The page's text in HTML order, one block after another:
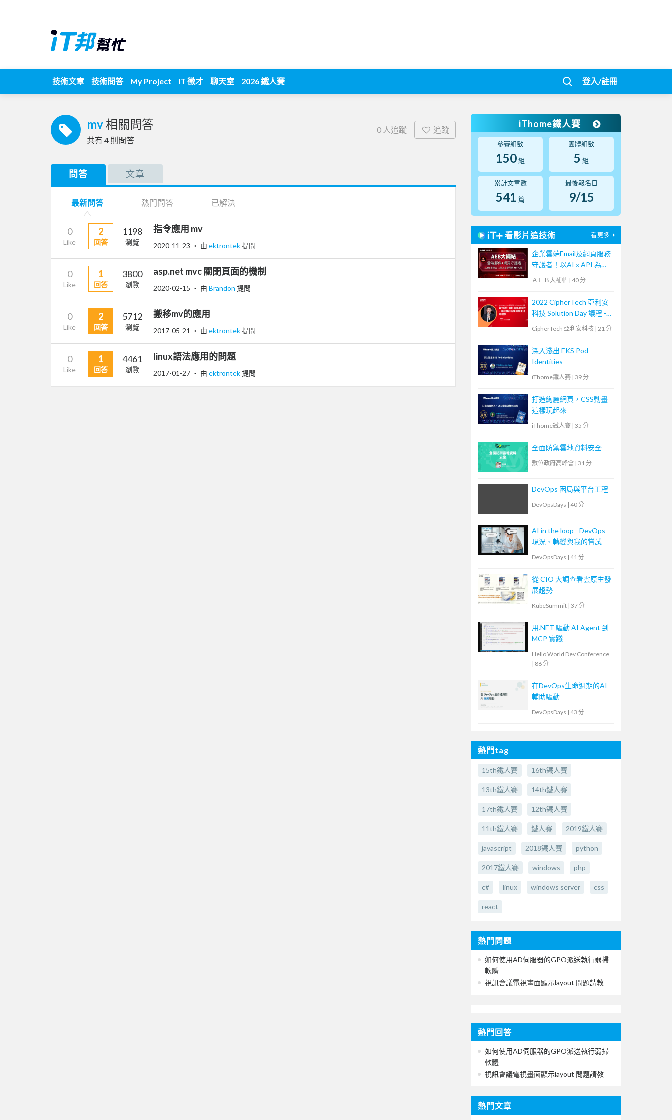
技術文章 技術問答 My Project iT 徵才 聊天室 2026 鐵人賽 登入/註冊
mv 相關問答
共有 4 則問答
0 人追蹤 追蹤
問答 文章
最新問答 熱門問答 已解決
0
Like
2
回答
1198
瀏覽
指令應用 mv
2020-11-23 ‧ 由 ektrontek提問
0
Like
1
回答
3800
瀏覽
asp.net mvc 關閉頁面的機制
2020-02-15 ‧ 由 Brandon 提問
0
Like
2
回答
5712
瀏覽
搬移mv的應用
2017-05-21 ‧ 由 ektrontek提問
0
Like
1
回答
4461
瀏覽
linux語法應用的問題
2017-01-27 ‧ 由 ektrontek提問
iThome鐵人賽
參賽組數
150組
團體組數
5 組
累計文章數
541 篇
最後報名日
9/15
看影片追技術 看更多
企業雲端Email及網頁服務
守護者！以AI x API 為基
礎阻絕APT攻擊【宏碁資
ＡＥＢ大補帖 | 40 分
2022 CipherTech 亞利安
科技 Solution Day 議程 -
如何做好資料庫存取安
追蹤稽核
CipherTech 亞利安科技 | 21 分
深入淺出 EKS Pod
Identities
iThome鐵人賽 | 39 分
打造絢麗網頁，CSS動畫
這樣玩起來
iThome鐵人賽 | 35 分
全面防禦雲地資料安全
數位政府高峰會 | 31 分
DevOps 困局與平台工程
DevOpsDays | 40 分
AI in the loop - DevOps
現況、轉變與我的嘗試
DevOpsDays | 41 分
從 CIO 大調查看雲原生發
展趨勢
KubeSummit | 37 分
用.NET 驅動 AI Agent 到
MCP 實踐
Hello World Dev Conference
| 86 分
在DevOps生命週期的AI
輔助驅動
DevOpsDays | 43 分
熱門tag
15th鐵人賽 16th鐵人賽
13th鐵人賽 14th鐵人賽
17th鐵人賽 12th鐵人賽
11th鐵人賽 鐵人賽 2019鐵人賽
javascript 2018鐵人賽 python
2017鐵人賽 windows php
c# linux windows server css
react
熱門問題
如何使用AD伺服器的GPO派送執行弱掃
軟體
視訊會議電視畫面顯示layout 問題請教
熱門回答
如何使用AD伺服器的GPO派送執行弱掃
軟體
視訊會議電視畫面顯示layout 問題請教
熱門文章